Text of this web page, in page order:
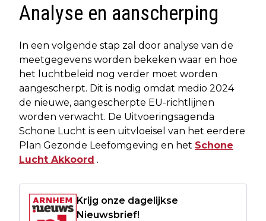
Analyse en aanscherping
In een volgende stap zal door analyse van de
meetgegevens worden bekeken waar en hoe
het luchtbeleid nog verder moet worden
aangescherpt. Dit is nodig omdat medio 2024
de nieuwe, aangescherpte EU-richtlijnen
worden verwacht. De Uitvoeringsagenda
Schone Lucht is een uitvloeisel van het eerdere
Plan Gezonde Leefomgeving en het Schone
Lucht Akkoord .
Krijg onze dagelijkse
Nieuwsbrief!